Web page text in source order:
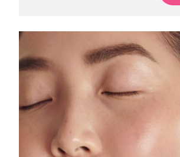
马来西亚 预计送
马耳他 预计送
预计
摩纳哥 预计